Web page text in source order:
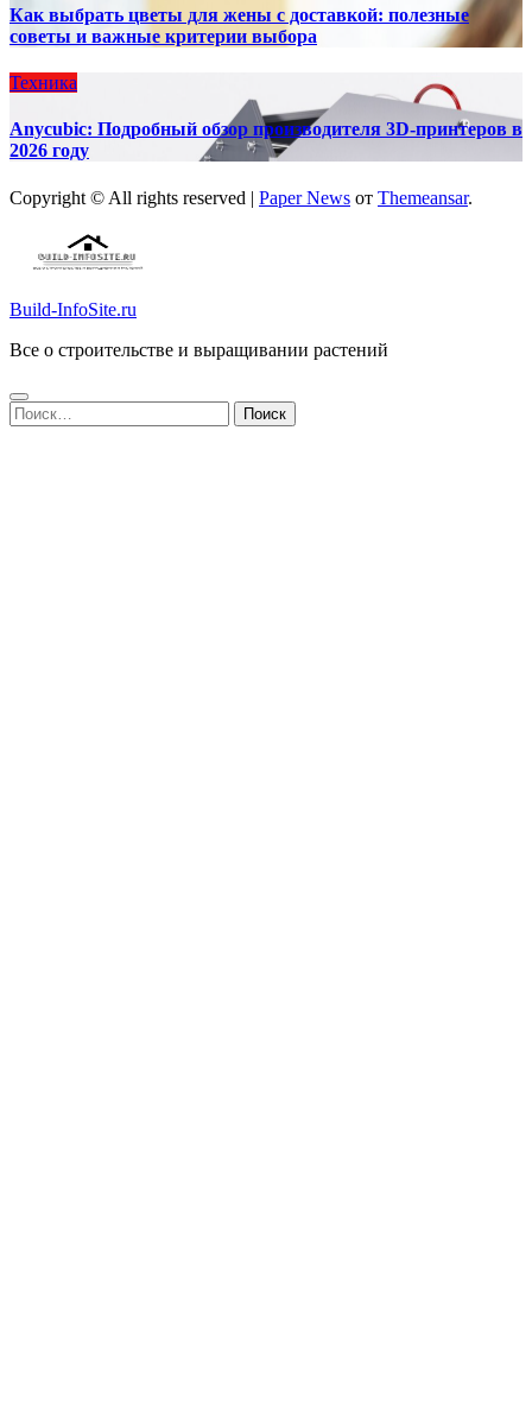
Как выбрать цветы для жены с доставкой: полезные
советы и важные критерии выбора
Техника
Anycubic: Подробный обзор производителя 3D-принтеров в
2026 году
Copyright © All rights reserved | Paper News от Themeansar.
Build-InfoSite.ru
Все о строительстве и выращивании растений
Найти: